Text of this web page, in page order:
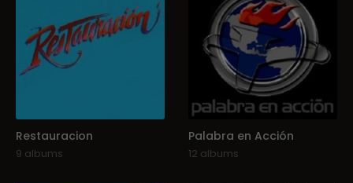
Restauracion
9 albums
Palabra en Acción
12 albums